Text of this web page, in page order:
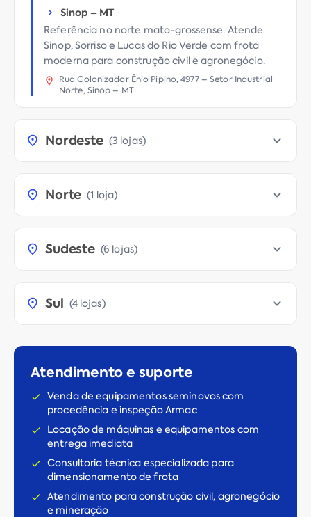
Sinop – MT
Referência no norte mato-grossense. Atende
Sinop, Sorriso e Lucas do Rio Verde com frota
moderna para construção civil e agronegócio.
Rua Colonizador Ênio Pipino, 4977 – Setor Industrial
Norte, Sinop – MT
Nordeste (3 lojas)
Norte (1 loja)
Sudeste (6 lojas)
Sul (4 lojas)
Atendimento e suporte
Venda de equipamentos seminovos com
procedência e inspeção Armac
Locação de máquinas e equipamentos com
entrega imediata
Consultoria técnica especializada para
dimensionamento de frota
Atendimento para construção civil, agronegócio
e mineração